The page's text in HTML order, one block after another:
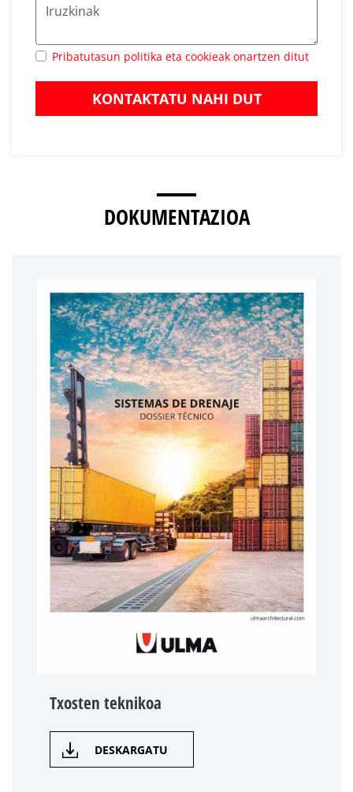
Pribatutasun politika eta cookieak onartzen ditut
KONTAKTATU NAHI DUT
DOKUMENTAZIOA
Txosten teknikoa
DESKARGATU